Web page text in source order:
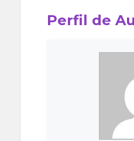
Perfil de